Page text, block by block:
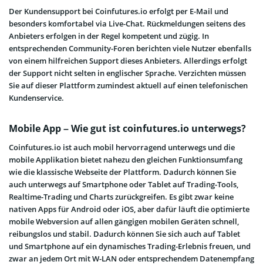
Der Kundensupport bei Coinfutures.io erfolgt per E-Mail und
besonders komfortabel via Live-Chat. Rückmeldungen seitens des
Anbieters erfolgen in der Regel kompetent und zügig. In
entsprechenden Community-Foren berichten viele Nutzer ebenfalls
von einem hilfreichen Support dieses Anbieters. Allerdings erfolgt
der Support nicht selten in englischer Sprache. Verzichten müssen
Sie auf dieser Plattform zumindest aktuell auf einen telefonischen
Kundenservice.
Mobile App – Wie gut ist coinfutures.io unterwegs?
Coinfutures.io ist auch mobil hervorragend unterwegs und die
mobile Applikation bietet nahezu den gleichen Funktionsumfang
wie die klassische Webseite der Plattform. Dadurch können Sie
auch unterwegs auf Smartphone oder Tablet auf Trading-Tools,
Realtime-Trading und Charts zurückgreifen. Es gibt zwar keine
nativen Apps für Android oder iOS, aber dafür läuft die optimierte
mobile Webversion auf allen gängigen mobilen Geräten schnell,
reibungslos und stabil. Dadurch können Sie sich auch auf Tablet
und Smartphone auf ein dynamisches Trading-Erlebnis freuen, und
zwar an jedem Ort mit W-LAN oder entsprechendem Datenempfang